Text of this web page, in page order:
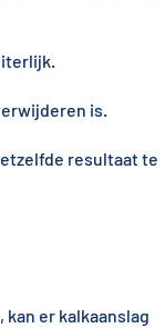
is.
resultaat te
er kalkaanslag